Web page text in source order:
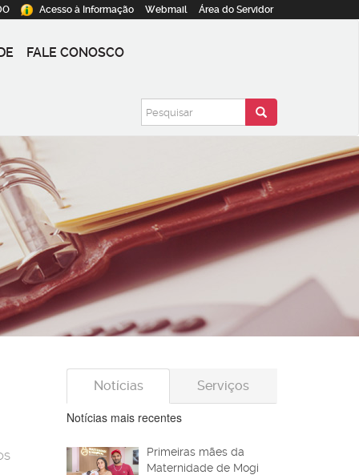
Acesso à Informação Webmail Área do Servidor
FALE CONOSCO
Notícias Serviços
Notícias mais recentes
Primeiras mães da
Maternidade de Mogi